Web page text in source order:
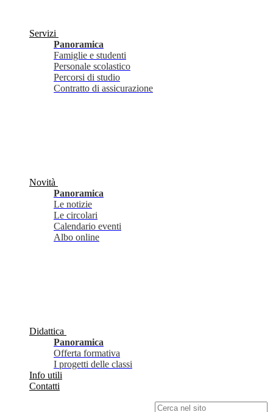
Servizi
Panoramica
Famiglie e studenti
Personale scolastico
Percorsi di studio
Contratto di assicurazione
Novità
Panoramica
Le notizie
Le circolari
Calendario eventi
Albo online
Didattica
Panoramica
Offerta formativa
I progetti delle classi
Info utili
Contatti